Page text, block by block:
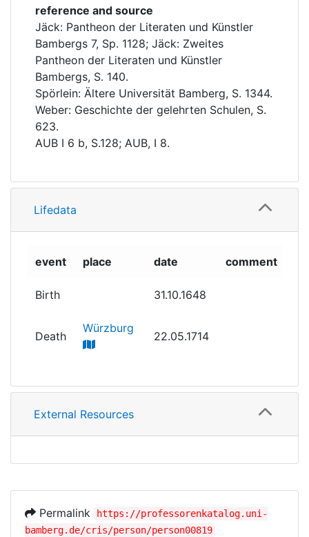
reference and source
Jäck: Pantheon der Literaten und Künstler
Bambergs 7, Sp. 1128; Jäck: Zweites
Pantheon der Literaten und Künstler
Bambergs, S. 140.
Spörlein: Ältere Universität Bamberg, S. 1344.
Weber: Geschichte der gelehrten Schulen, S.
623.
AUB I 6 b, S.128; AUB, I 8.
Lifedata
event place date comment
Birth 31.10.1648
Death
Würzburg
22.05.1714
External Resources
Permalink
https://professorenkatalog.uni-
bamberg.de/cris/person/person00819